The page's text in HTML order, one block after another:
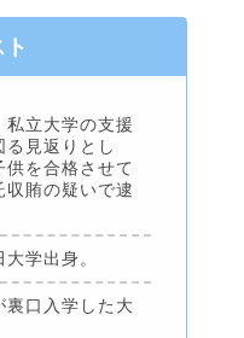
私立大学の支援
見返りとし
を合格させて
収賄の疑いで逮
学出身。
裏口入学した大